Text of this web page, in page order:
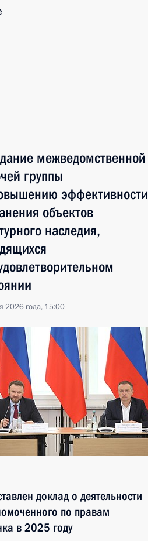
межведомственной
группы
эффективности
объектов
наследия,
2026 года, 15:00
доклад о деятельности
по правам
в 2025 году